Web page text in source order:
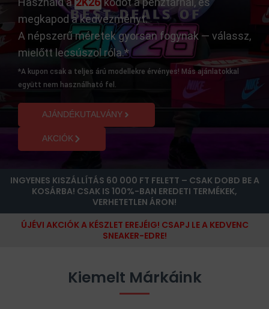
megkapod a kedvezményt.
A népszerű méretek gyorsan fogynak — válassz,
mielőtt lecsúszol róla.*
*A kupon csak a teljes árú modellekre érvényes! Más ajánlatokkal
együtt nem használható fel.
AJÁNDÉKUTALVÁNY
AKCIÓK
INGYENES KISZÁLLÍTÁS 60 000 FT FELETT – CSAK DOBD BE A
KOSÁRBA! CSAK IS 100%-BAN EREDETI TERMÉKEK,
VERHETETLEN ÁRON!
ÚJÉVI AKCIÓK A KÉSZLET EREJÉIG! CSAPJ LE A KEDVENC
SNEAKER-EDRE!
Kiemelt Márkáink